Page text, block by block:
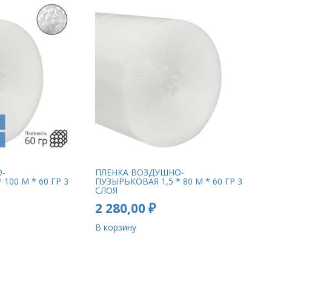
М * 60 ГР 3
ПЛЕНКА ВОЗДУШНО-
ПУЗЫРЬКОВАЯ 1,5 * 80 М * 60 ГР 3
СЛОЯ
2 280,00₽
В корзину